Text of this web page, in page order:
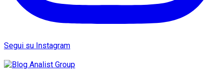
Segui su Instagram